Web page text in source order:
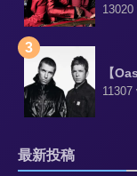
13020
3
【
11307
最新投稿